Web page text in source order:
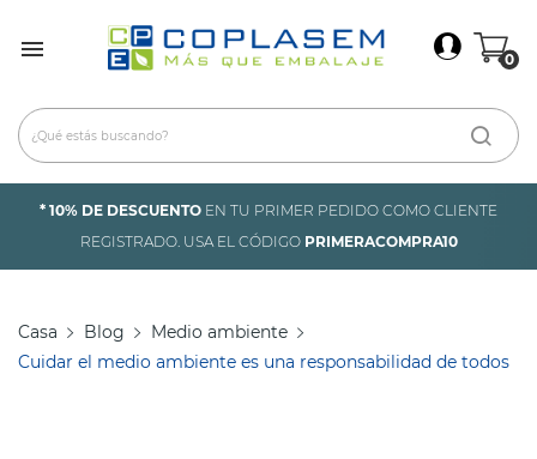
 0
* 10% DE DESCUENTO EN TU PRIMER PEDIDO COMO CLIENTE
REGISTRADO. USA EL CÓDIGO PRIMERACOMPRA10
Casa Blog
Medio ambiente
Cuidar el medio ambiente es una responsabilidad de todos
Iniciar Sesión ×
Debes iniciar sesión para guardar productos en tu
lista de deseos.
Cancelar Iniciar sesión